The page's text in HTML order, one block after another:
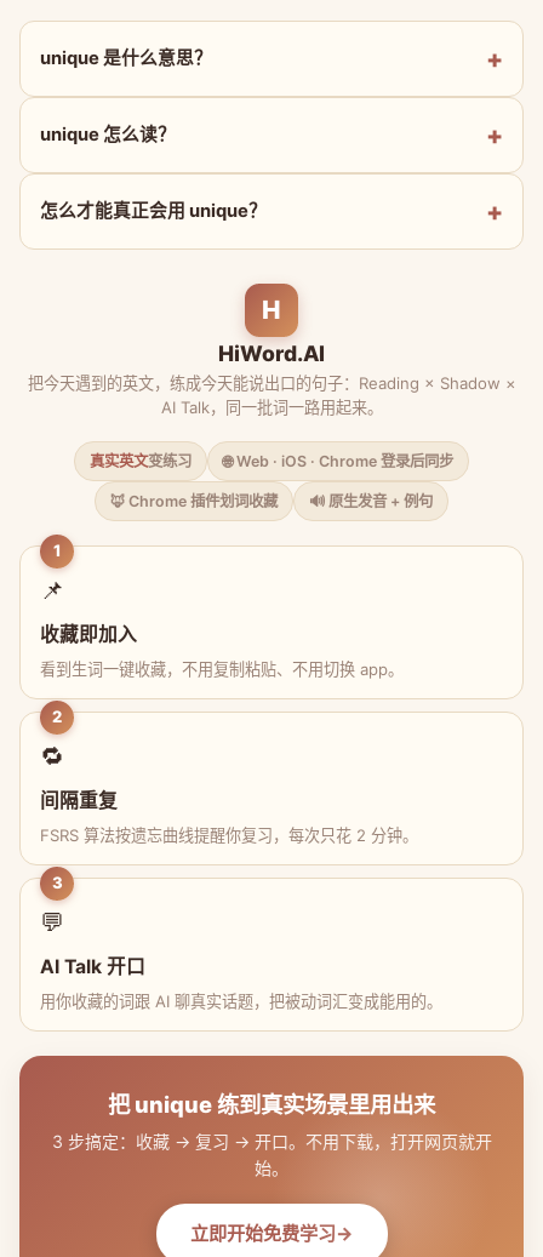
unique 是什么意思？
unique 怎么读？
怎么才能真正会用 unique？
H
HiWord.AI
把今天遇到的英文，练成今天能说出口的句子：Reading × Shadow ×
AI Talk，同一批词一路用起来。
真实英文变练习 🌐 Web · iOS · Chrome 登录后同步
🦊 Chrome 插件划词收藏 🔊 原生发音 + 例句
1
📌
收藏即加入
看到生词一键收藏，不用复制粘贴、不用切换 app。
2
🔁
间隔重复
FSRS 算法按遗忘曲线提醒你复习，每次只花 2 分钟。
3
💬
AI Talk 开口
用你收藏的词跟 AI 聊真实话题，把被动词汇变成能用的。
把 unique 练到真实场景里用出来
3 步搞定：收藏 → 复习 → 开口。不用下载，打开网页就开
始。
立即开始免费学习